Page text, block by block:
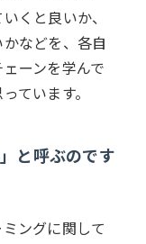
くと良いか、
などを、各自
ーンを学んで
ています。
と呼ぶのです
ングに関して